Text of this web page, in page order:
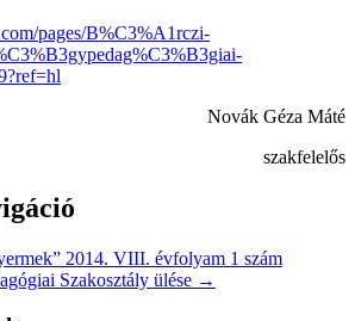
pages/B%C3%A1rczi-
Novák Géza Máté
szakfelelős
2014. VIII. évfolyam 1 szám
Szakosztály ülése →